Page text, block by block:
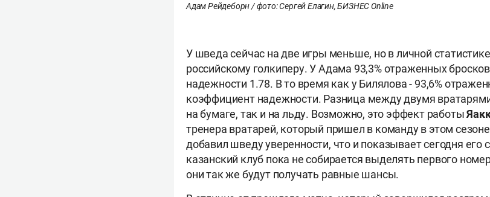
Адам Рейдеборн / фото: Сергей Елагин, БИЗНЕС Online
У шведа сейчас на две игры меньше, но в личной
российскому голкиперу. У Адама 93,3% отраженных
надежности 1.78. В то время как у Билялова - 93,6%
коэффициент надежности. Разница между двумя
на бумаге, так и на льду. Возможно, это эффект работы
тренера вратарей, который пришел в команду в этом
добавил шведу уверенности, что и показывает сегодня его
казанский клуб пока не собирается выделять первого
они так же будут получать равные шансы.